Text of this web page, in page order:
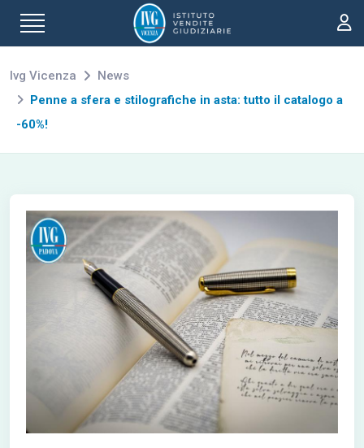
Ivg Vicenza
News
Penne a sfera e stilografiche in asta: tutto il catalogo a
-60%!